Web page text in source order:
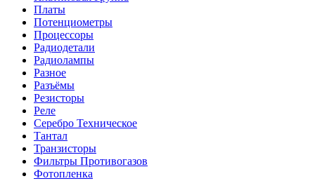
Платы
Потенциометры
Процессоры
Радиодетали
Радиолампы
Разное
Разъёмы
Резисторы
Реле
Серебро Техническое
Тантал
Транзисторы
Фильтры Противогазов
Фотопленка